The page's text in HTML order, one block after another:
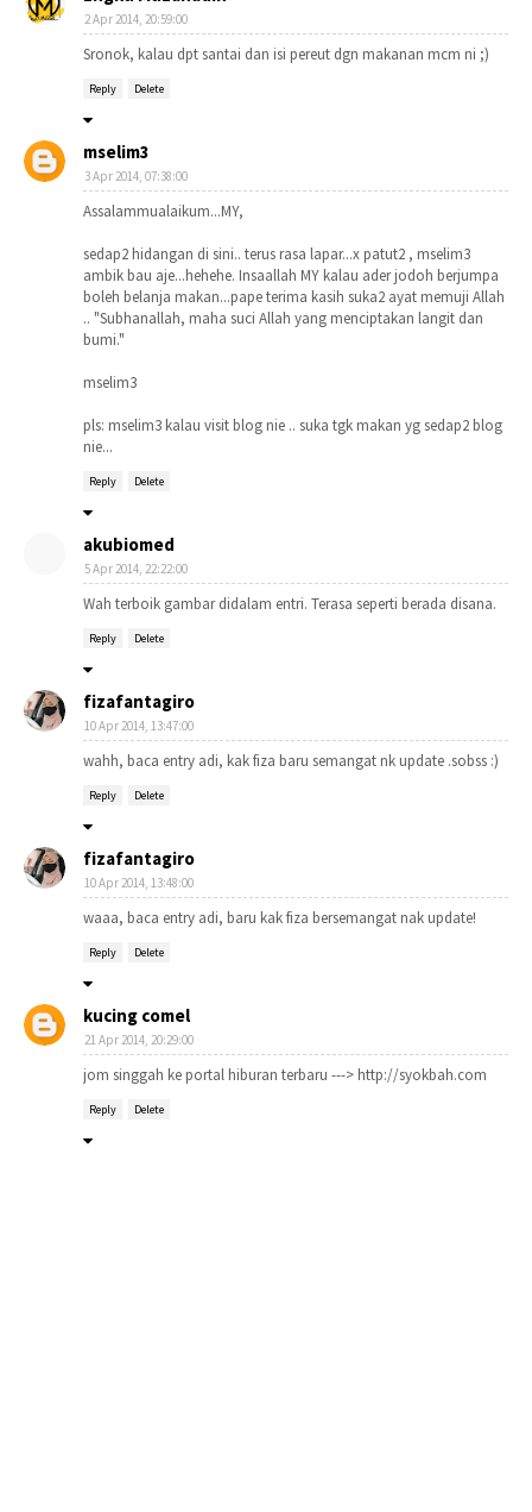
2 Apr 2014, 20:59:00
Sronok, kalau dpt santai dan isi pereut dgn makanan mcm ni ;)
Reply Delete
mselim3
3 Apr 2014, 07:38:00
Assalammualaikum...MY,
sedap2 hidangan di sini.. terus rasa lapar...x patut2 , mselim3
ambik bau aje...hehehe. Insaallah MY kalau ader jodoh berjumpa
boleh belanja makan...pape terima kasih suka2 ayat memuji Allah
.. "Subhanallah, maha suci Allah yang menciptakan langit dan
bumi."
mselim3
pls: mselim3 kalau visit blog nie .. suka tgk makan yg sedap2 blog
nie...
Reply Delete
akubiomed
5 Apr 2014, 22:22:00
Wah terboik gambar didalam entri. Terasa seperti berada disana.
Reply Delete
fizafantagiro
10 Apr 2014, 13:47:00
wahh, baca entry adi, kak fiza baru semangat nk update .sobss :)
Reply Delete
fizafantagiro
10 Apr 2014, 13:48:00
waaa, baca entry adi, baru kak fiza bersemangat nak update!
Reply Delete
kucing comel
21 Apr 2014, 20:29:00
jom singgah ke portal hiburan terbaru ---> http://syokbah.com
Reply Delete